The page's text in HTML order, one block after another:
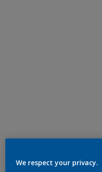
We respect your privacy.